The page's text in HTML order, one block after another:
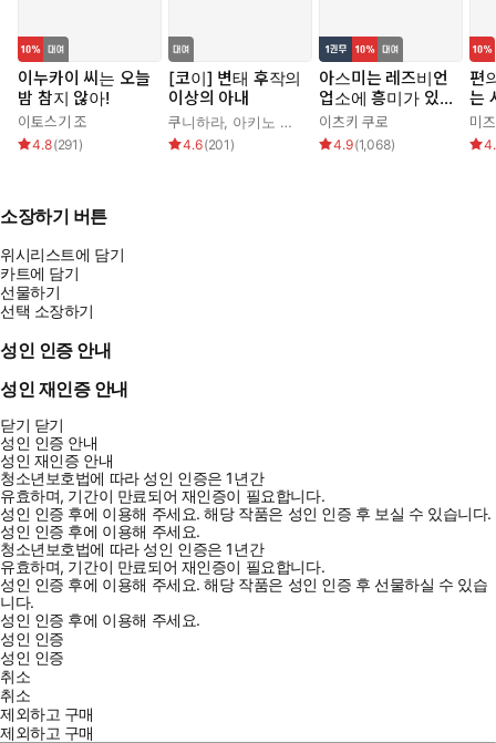
이누카이 씨는 오늘
밤 참지 않아!
이토스기 조
4.8(291 )
[코이] 변태 후작의
이상의 아내
쿠니하라, 아키노 신쥬 가무
4.6(201 )
아스미는 레즈비언
업소에 흥미가 있습
니다!
이츠키 쿠로
4.9(1,068)
편
는
미
소장하기 버튼
위시리스트에 담기
카트에 담기
선물하기
선택 소장하기
성인 인증 안내
성인 재인증 안내
닫기 닫기
성인 인증 안내
성인 재인증 안내
청소년보호법에 따라 성인 인증은 1년간
유효하며, 기간이 만료되어 재인증이 필요합니다.
성인 인증 후에 이용해 주세요.해당 작품은 성인 인증 후 보실 수 있습니다.
성인 인증 후에 이용해 주세요.
청소년보호법에 따라 성인 인증은 1년간
유효하며, 기간이 만료되어 재인증이 필요합니다.
성인 인증 후에 이용해 주세요.해당 작품은 성인 인증 후 선물하실 수 있습
니다.
성인 인증 후에 이용해 주세요.
성인 인증
성인 인증
취소
취소
제외하고 구매
제외하고 구매